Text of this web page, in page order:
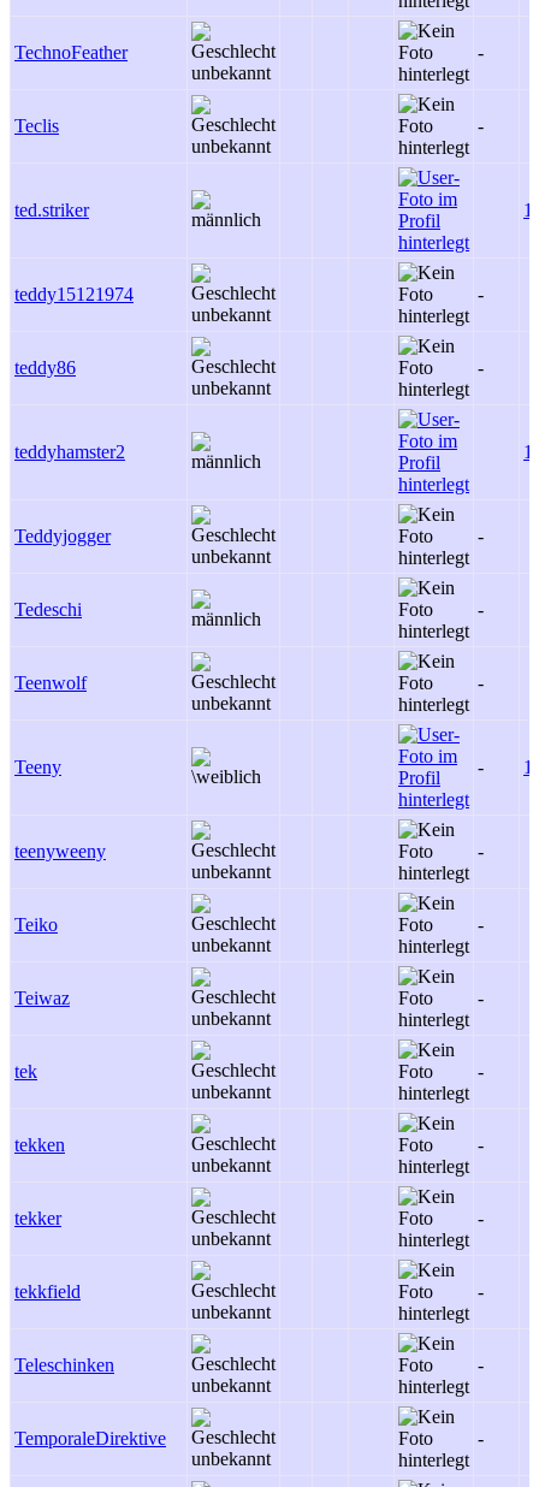
TechnoFeather -
Teclis -
ted.striker
teddy15121974 -
teddy86 -
teddyhamster2 1
Teddyjogger -
Tedeschi -
Teenwolf -
Teeny - 1
teenyweeny -
Teiko -
Teiwaz -
tek -
tekken -
tekker -
tekkfield -
Teleschinken -
TemporaleDirektive -